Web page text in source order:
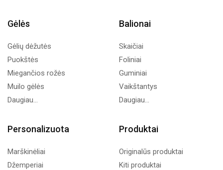
Gėlės
Gėlių dėžutės
Puokštės
Miegančios rožės
Muilo gėlės
Daugiau...
Balionai
Skaičiai
Foliniai
Guminiai
Vaikštantys
Daugiau...
Personalizuota
Marškinėliai
Džemperiai
Produktai
Originalūs produktai
Kiti produktai